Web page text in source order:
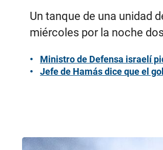
Un tanque de una unidad
miércoles por la noche
Ministro de Defensa israelí
Jefe de Hamás dice que el